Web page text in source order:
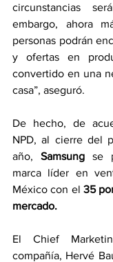
circunstancias
embargo, ahora
personas podrán
y ofertas en
convertido en una
casa”, aseguró.
De hecho, de
NPD, al cierre del
año, Samsung se
marca líder en
México con el 35
mercado.
El Chief
compañía, Hervé